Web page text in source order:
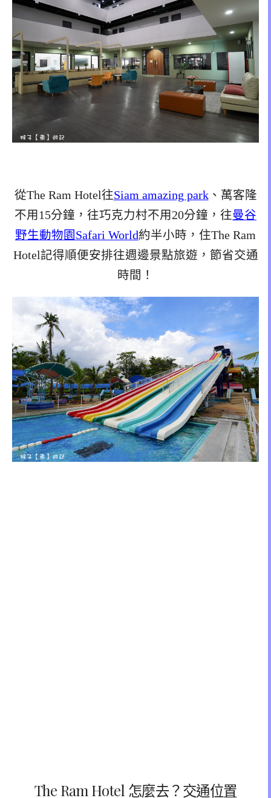
從The Ram Hotel往Siam amazing park、萬客隆
不用15分鐘，往巧克力村不用20分鐘，往曼谷
野生動物園Safari World約半小時，住The Ram
Hotel記得順便安排往週邊景點旅遊，節省交通
時間！
The Ram Hotel 怎麼去？交通位置